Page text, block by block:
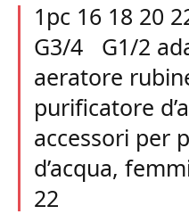
1pc 16 18 20
G3/4 G1/2
aeratore
purificatore
accessori per
d’acqua,
22